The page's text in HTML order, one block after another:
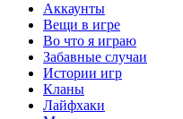
Аккаунты
Вещи в игре
Во что я играю
Забавные случаи
Истории игр
Кланы
Лайфхаки